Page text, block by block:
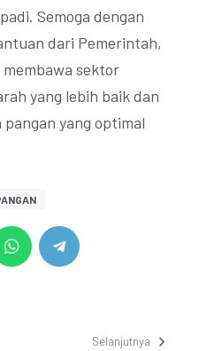
Semoga dengan
dari Pemerintah,
sektor
yang lebih baik dan
yang optimal
Selanjutnya